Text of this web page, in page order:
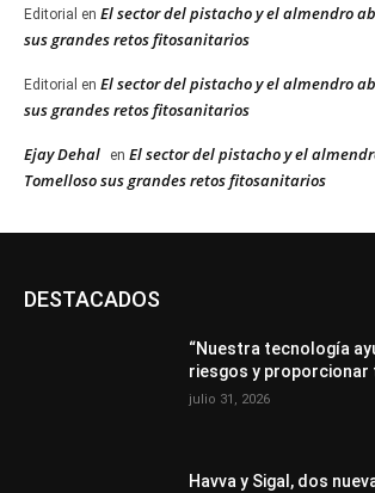
Editorial en El sector del pistacho y el almendro
sus grandes retos fitosanitarios
Editorial en El sector del pistacho y el almendro
sus grandes retos fitosanitarios
Ejay Dehal en El sector del pistacho y el
Tomelloso sus grandes retos fitosanitarios
DESTACADOS
“Nuestra tecnología
riesgos y proporcionar
julio 31, 2026
Havva y Sigal, dos